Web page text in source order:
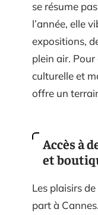
se résume
l’année, elle
expositions,
plein air.
culturelle et
offre un
Accès à
et
Les plaisirs
part à